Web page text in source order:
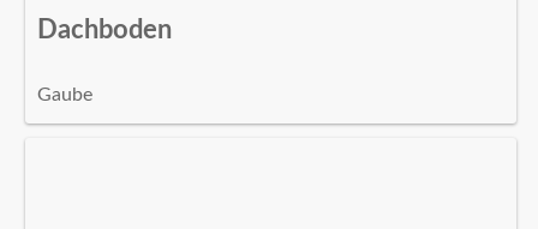
Dachboden
Gaube